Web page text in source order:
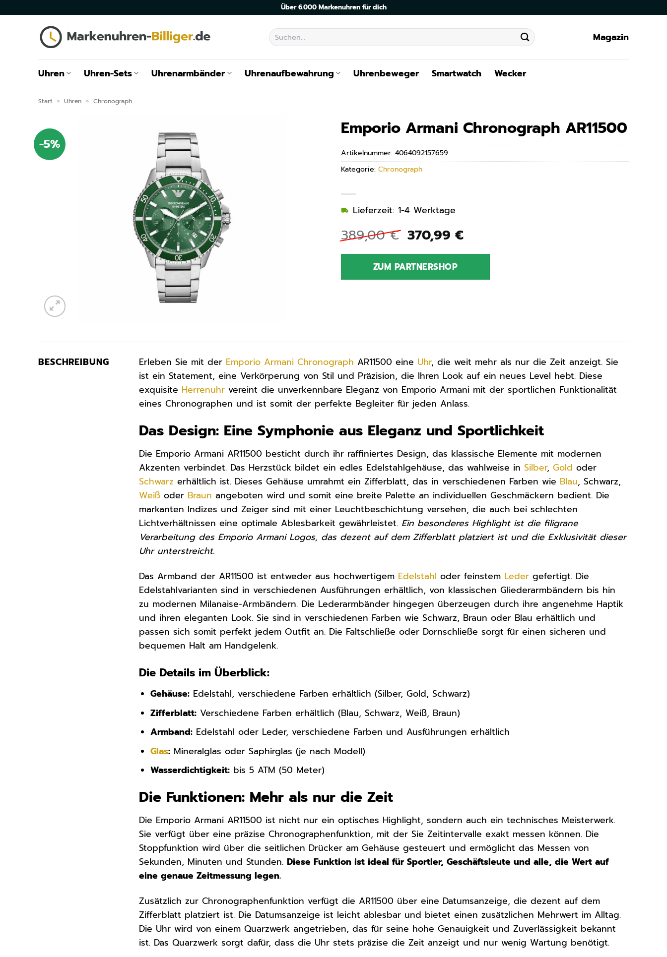
Über 6.000 Markenuhren für dich
Suchen
nach:
Magazin
Uhren Uhren-Sets Uhrenarmbänder Uhrenaufbewahrung Uhrenbeweger Smartwatch Wecker
Start » Uhren » Chronograph
-5%
Emporio Armani Chronograph AR11500
389,00€ Ursprünglicher
Preis
war:
389,00 €
370,99 €Aktueller
ist:
Lieferzeit: 1-4 Werktage
ZUM PARTNERSHOP
Artikelnummer: 4064092157659
Kategorie: Chronograph
BESCHREIBUNG Erleben Sie mit der Emporio Armani Chronograph AR11500 eine Uhr, die weit mehr als nur die Zeit anzeigt. Sie
ist ein Statement, eine Verkörperung von Stil und Präzision, die Ihren Look auf ein neues Level hebt. Diese
exquisite Herrenuhr vereint die unverkennbare Eleganz von Emporio Armani mit der sportlichen Funktionalität
eines Chronographen und ist somit der perfekte Begleiter für jeden Anlass.
Das Design: Eine Symphonie aus Eleganz und Sportlichkeit
Die Emporio Armani AR11500 besticht durch ihr raffiniertes Design, das klassische Elemente mit modernen
Akzenten verbindet. Das Herzstück bildet ein edles Edelstahlgehäuse, das wahlweise inSilber,Gold oder
Schwarz erhältlich ist. Dieses Gehäuse umrahmt ein Zifferblatt, das in verschiedenen Farben wie Blau, Schwarz,
Weiß oder Braun angeboten wird und somit eine breite Palette an individuellen Geschmäckern bedient. Die
markanten Indizes und Zeiger sind mit einer Leuchtbeschichtung versehen, die auch bei schlechten
Lichtverhältnissen eine optimale Ablesbarkeit gewährleistet. Ein besonderes Highlight ist die filigrane
Verarbeitung des Emporio Armani Logos, das dezent auf dem Zifferblatt platziert ist und die Exklusivität dieser
Uhr unterstreicht.
Das Armband der AR11500 ist entweder aus hochwertigem Edelstahl oder feinstem Leder gefertigt. Die
Edelstahlvarianten sind in verschiedenen Ausführungen erhältlich, von klassischen Gliederarmbändern bis hin
zu modernen Milanaise-Armbändern. Die Lederarmbänder hingegen überzeugen durch ihre angenehme Haptik
und ihren eleganten Look. Sie sind in verschiedenen Farben wie Schwarz, Braun oder Blau erhältlich und
passen sich somit perfekt jedem Outfit an. Die Faltschließe oder Dornschließe sorgt für einen sicheren und
bequemen Halt am Handgelenk.
Die Details im Überblick:
Gehäuse: Edelstahl, verschiedene Farben erhältlich (Silber, Gold, Schwarz)
Zifferblatt: Verschiedene Farben erhältlich (Blau, Schwarz, Weiß, Braun)
Armband: Edelstahl oder Leder, verschiedene Farben und Ausführungen erhältlich
Glas: Mineralglas oder Saphirglas (je nach Modell)
Wasserdichtigkeit: bis 5 ATM (50 Meter)
Die Funktionen: Mehr als nur die Zeit
Die Emporio Armani AR11500 ist nicht nur ein optisches Highlight, sondern auch ein technisches Meisterwerk.
Sie verfügt über eine präzise Chronographenfunktion, mit der Sie Zeitintervalle exakt messen können. Die
Stoppfunktion wird über die seitlichen Drücker am Gehäuse gesteuert und ermöglicht das Messen von
Sekunden, Minuten und Stunden.Diese Funktion ist ideal für Sportler, Geschäftsleute und alle, die Wert auf
eine genaue Zeitmessung legen.
Zusätzlich zur Chronographenfunktion verfügt die AR11500 über eine Datumsanzeige, die dezent auf dem
Zifferblatt platziert ist. Die Datumsanzeige ist leicht ablesbar und bietet einen zusätzlichen Mehrwert im Alltag.
Die Uhr wird von einem Quarzwerk angetrieben, das für seine hohe Genauigkeit und Zuverlässigkeit bekannt
ist. Das Quarzwerk sorgt dafür, dass die Uhr stets präzise die Zeit anzeigt und nur wenig Wartung benötigt.